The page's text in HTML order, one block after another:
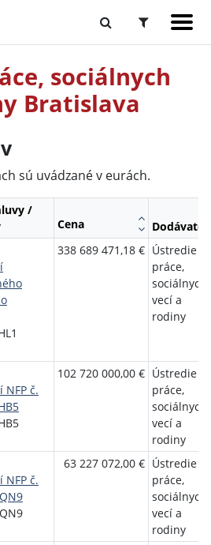
sociálnych
Bratislava
sú uvádzané v eurách.
/
Cena Dodávateľ
338 689 471,18 € Ústredie
práce,
sociálnych
vecí a
rodiny
NFP č.
102 720 000,00 € Ústredie
práce,
sociálnych
vecí a
rodiny
NFP č.
63 227 072,00 € Ústredie
práce,
sociálnych
vecí a
rodiny